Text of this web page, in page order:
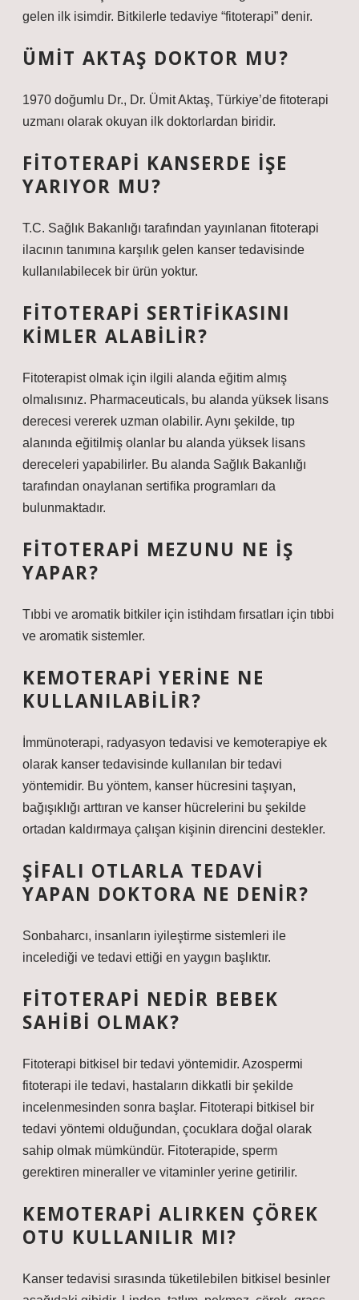
gelen ilk isimdir. Bitkilerle tedaviye “fitoterapi” denir.
ÜMIT AKTAŞ DOKTOR MU?
1970 doğumlu Dr., Dr. Ümit Aktaş, Türkiye’de fitoterapi
uzmanı olarak okuyan ilk doktorlardan biridir.
FITOTERAPI KANSERDE IŞE
YARIYOR MU?
T.C. Sağlık Bakanlığı tarafından yayınlanan fitoterapi
ilacının tanımına karşılık gelen kanser tedavisinde
kullanılabilecek bir ürün yoktur.
FITOTERAPI SERTIFIKASINI
KIMLER ALABILIR?
Fitoterapist olmak için ilgili alanda eğitim almış
olmalısınız. Pharmaceuticals, bu alanda yüksek lisans
derecesi vererek uzman olabilir. Aynı şekilde, tıp
alanında eğitilmiş olanlar bu alanda yüksek lisans
dereceleri yapabilirler. Bu alanda Sağlık Bakanlığı
tarafından onaylanan sertifika programları da
bulunmaktadır.
FITOTERAPI MEZUNU NE IŞ
YAPAR?
Tıbbi ve aromatik bitkiler için istihdam fırsatları için tıbbi
ve aromatik sistemler.
KEMOTERAPI YERINE NE
KULLANILABILIR?
İmmünoterapi, radyasyon tedavisi ve kemoterapiye ek
olarak kanser tedavisinde kullanılan bir tedavi
yöntemidir. Bu yöntem, kanser hücresini taşıyan,
bağışıklığı arttıran ve kanser hücrelerini bu şekilde
ortadan kaldırmaya çalışan kişinin direncini destekler.
ŞIFALI OTLARLA TEDAVI
YAPAN DOKTORA NE DENIR?
Sonbaharcı, insanların iyileştirme sistemleri ile
incelediği ve tedavi ettiği en yaygın başlıktır.
FITOTERAPI NEDIR BEBEK
SAHIBI OLMAK?
Fitoterapi bitkisel bir tedavi yöntemidir. Azospermi
fitoterapi ile tedavi, hastaların dikkatli bir şekilde
incelenmesinden sonra başlar. Fitoterapi bitkisel bir
tedavi yöntemi olduğundan, çocuklara doğal olarak
sahip olmak mümkündür. Fitoterapide, sperm
gerektiren mineraller ve vitaminler yerine getirilir.
KEMOTERAPI ALIRKEN ÇÖREK
OTU KULLANILIR MI?
Kanser tedavisi sırasında tüketilebilen bitkisel besinler